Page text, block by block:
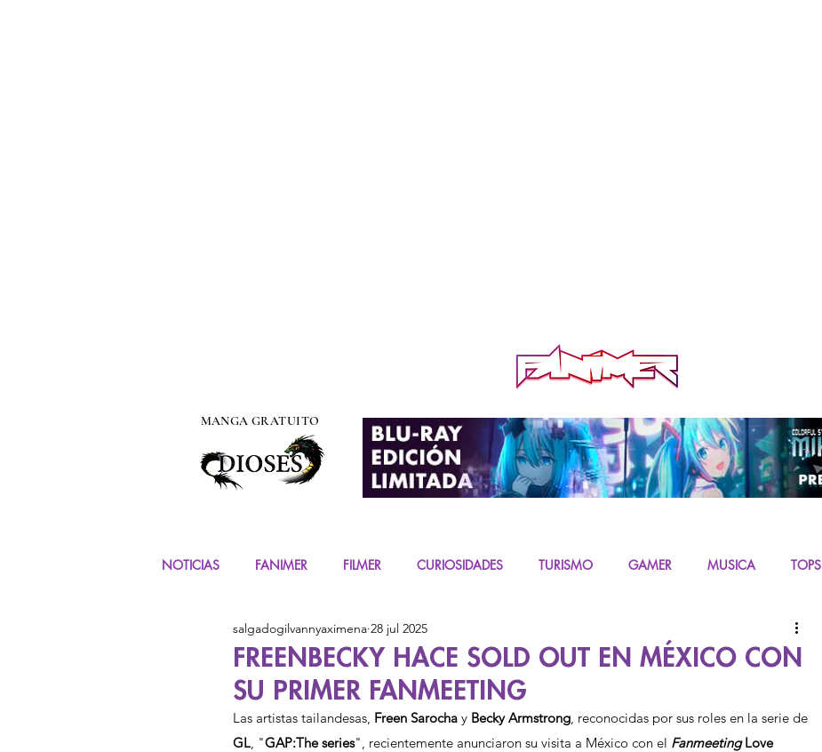
MANGA GRATUITO
NOTICIAS FANIMER FILMER CURIOSIDADES TURISMO GAMER MUSICA TOPS
EVENTOS COSPLAY FIGURAS
FREENBECKY HACE SOLD OUT EN MÉXICO CON
SU PRIMER FANMEETING
salgadogilvannyaximena 28 jul 2025
Las artistas tailandesas, Freen Sarocha y Becky Armstrong , reconocidas por sus roles en la serie de
GL , "GAP:The series", recientemente anunciaron su visita a México con el Fanmeeting Love